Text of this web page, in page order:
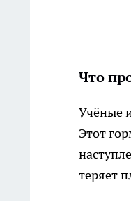
Что
Учёные
Этот
теряет